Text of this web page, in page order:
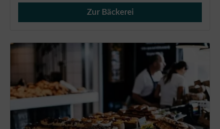
Verkauf von Brötchen,
Zur Bäckerei